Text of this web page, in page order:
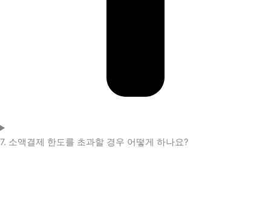
7. 소액결제 한도를 초과할 경우 어떻게 하나요?